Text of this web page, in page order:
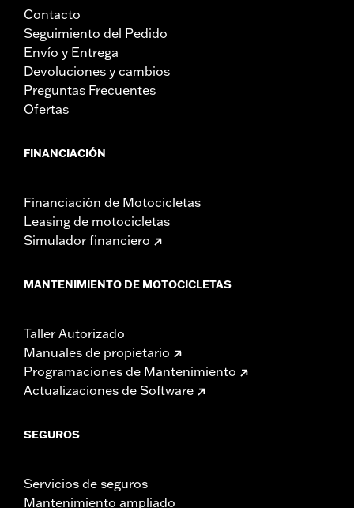
Contacto
Seguimiento del Pedido
Envío y Entrega
Devoluciones y cambios
Preguntas Frecuentes
Ofertas
FINANCIACIÓN
Financiación de Motocicletas
Leasing de motocicletas
Simulador financiero
MANTENIMIENTO DE MOTOCICLETAS
Taller Autorizado
Manuales de propietario
Programaciones de Mantenimiento
Actualizaciones de Software
SEGUROS
Servicios de seguros
Mantenimiento ampliado